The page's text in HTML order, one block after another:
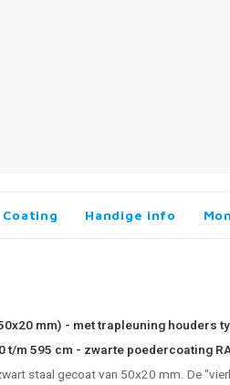
Coating Handige info
mm) - met trapleuning houders
m 595 cm - zwarte poedercoating
staal gecoat van 50x20 mm. De